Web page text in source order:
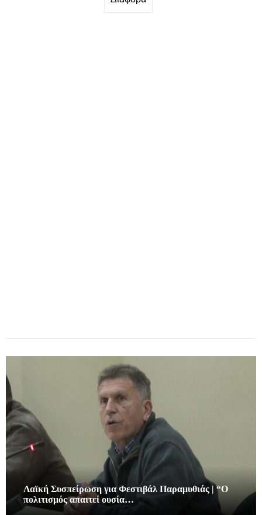
Λαϊκή Συσπείρωση για Φεστιβάλ Παραμυθιάς | “Ο
πολιτισμός απαιτεί ουσία…